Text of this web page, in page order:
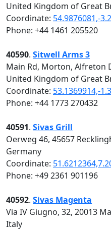
United Kingdom of Great
Coordinate: 54.9876081,-
Phone: +44 1461 205520
40590. Sitwell Arms 3
Main Rd, Morton, Alfreton
United Kingdom of Great
Coordinate: 53.1369914,-
Phone: +44 1773 270432
40591. Sivas Grill
Oerweg 46, 45657
Germany
Coordinate:
Phone: +49 2361 901196
40592. Sivas Magenta
Via IV Giugno, 32, 20013
Italy